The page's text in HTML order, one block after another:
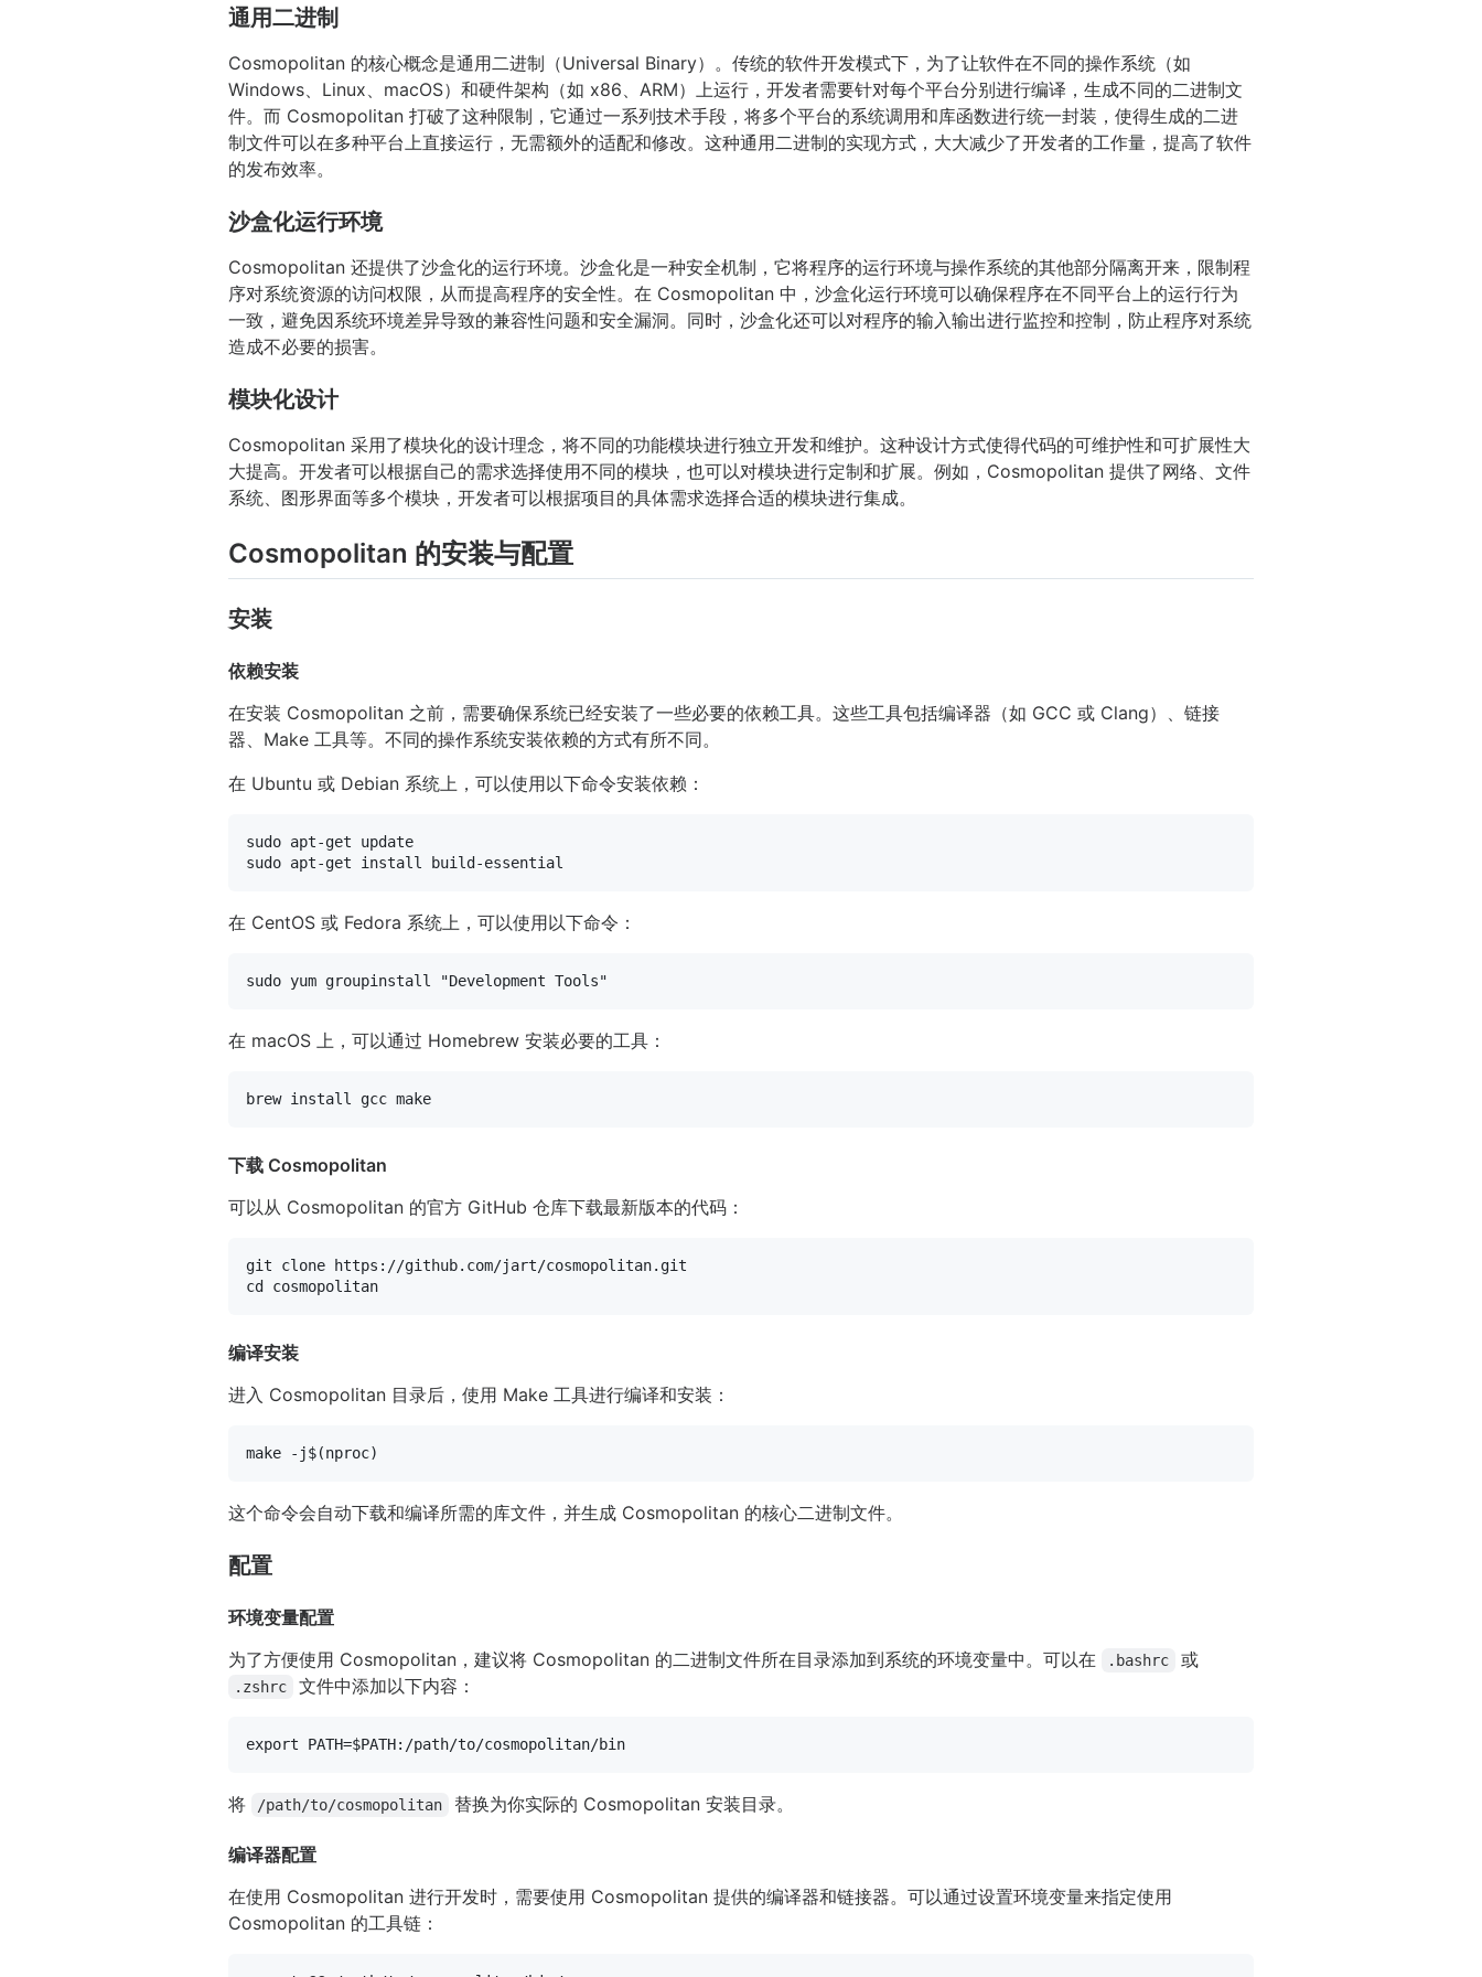
通用二进制
Cosmopolitan 的核心概念是通用二进制（Universal Binary）。传统的软件开发模式下，为了让软件在不同的操作系统（如
Windows、Linux、macOS）和硬件架构（如 x86、ARM）上运行，开发者需要针对每个平台分别进行编译，生成不同的二进制文
件。而 Cosmopolitan 打破了这种限制，它通过一系列技术手段，将多个平台的系统调用和库函数进行统一封装，使得生成的二进
制文件可以在多种平台上直接运行，无需额外的适配和修改。这种通用二进制的实现方式，大大减少了开发者的工作量，提高了软件
的发布效率。
沙盒化运行环境
Cosmopolitan 还提供了沙盒化的运行环境。沙盒化是一种安全机制，它将程序的运行环境与操作系统的其他部分隔离开来，限制程
序对系统资源的访问权限，从而提高程序的安全性。在 Cosmopolitan 中，沙盒化运行环境可以确保程序在不同平台上的运行行为
一致，避免因系统环境差异导致的兼容性问题和安全漏洞。同时，沙盒化还可以对程序的输入输出进行监控和控制，防止程序对系统
造成不必要的损害。
模块化设计
Cosmopolitan 采用了模块化的设计理念，将不同的功能模块进行独立开发和维护。这种设计方式使得代码的可维护性和可扩展性大
大提高。开发者可以根据自己的需求选择使用不同的模块，也可以对模块进行定制和扩展。例如，Cosmopolitan 提供了网络、文件
系统、图形界面等多个模块，开发者可以根据项目的具体需求选择合适的模块进行集成。
Cosmopolitan 的安装与配置
安装
依赖安装
在安装 Cosmopolitan 之前，需要确保系统已经安装了一些必要的依赖工具。这些工具包括编译器（如 GCC 或 Clang）、链接
器、Make 工具等。不同的操作系统安装依赖的方式有所不同。
在 Ubuntu 或 Debian 系统上，可以使用以下命令安装依赖：
sudo
sudo
在 CentOS 或 Fedora 系统上，可以使用以下命令：
sudo yum groupinstall "Development Tools"
在 macOS 上，可以通过 Homebrew 安装必要的工具：
下载 Cosmopolitan
可以从 Cosmopolitan 的官方 GitHub 仓库下载最新版本的代码：
git clone
cd
编译安装
进入 Cosmopolitan 目录后，使用 Make 工具进行编译和安装：
make -j$(nproc
这个命令会自动下载和编译所需的库文件，并生成 Cosmopolitan 的核心二进制文件。
配置
环境变量配置
为了方便使用 Cosmopolitan，建议将 Cosmopolitan 的二进制文件所在目录添加到系统的环境变量中。可以在
.bashrc 或
.zshrc 文件中添加以下内容：
export PATH=$PATH
将 /path/to/cosmopolitan 替换为你实际的 Cosmopolitan 安装目录。
编译器配置
在使用 Cosmopolitan 进行开发时，需要使用 Cosmopolitan 提供的编译器和链接器。可以通过设置环境变量来指定使用
Cosmopolitan 的工具链：